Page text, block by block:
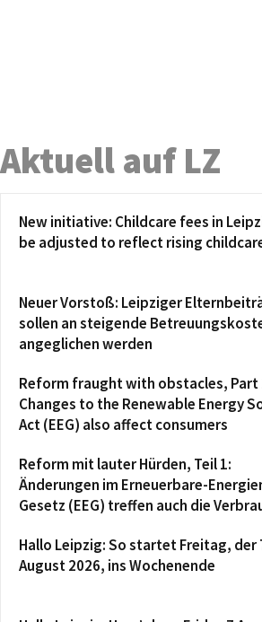
Aktuell auf LZ
New initiative: Childcare fees in
be adjusted to reflect rising
Neuer Vorstoß: Leipziger
sollen an steigende
angeglichen werden
Reform fraught with obstacles, Part
Changes to the Renewable Energy
Act (EEG) also affect consumers
Reform mit lauter Hürden, Teil 1:
Änderungen im Erneuerbare-
Gesetz (EEG) treffen auch die
Hallo Leipzig: So startet Freitag, der
August 2026, ins Wochenende